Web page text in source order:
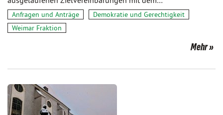
Anfragen und Anträge
Demokratie und Gerechtigkeit
Weimar Fraktion
Mehr